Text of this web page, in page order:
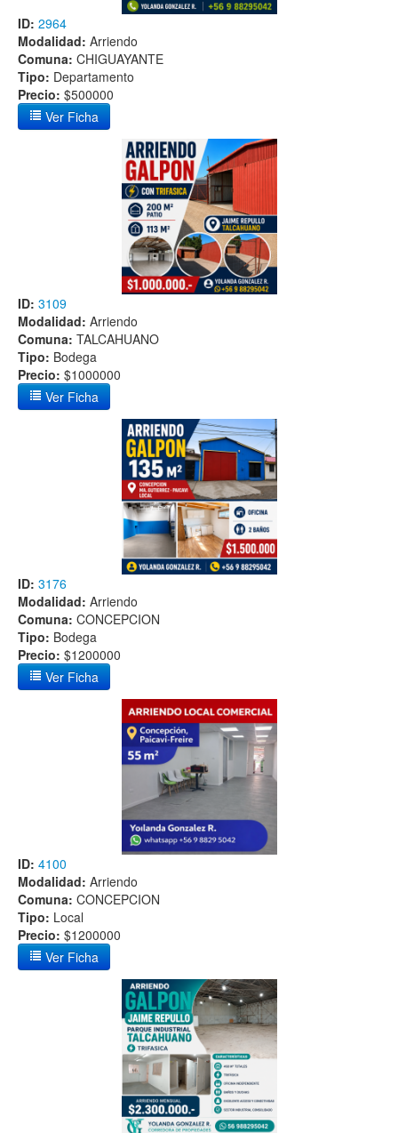
ID: 2964
Modalidad: Arriendo
Comuna: CHIGUAYANTE
Tipo: Departamento
Precio: $500000
Ver Ficha
ID: 3109
Modalidad: Arriendo
Comuna: TALCAHUANO
Tipo: Bodega
Precio: $1000000
Ver Ficha
ID: 3176
Modalidad: Arriendo
Comuna: CONCEPCION
Tipo: Bodega
Precio: $1200000
Ver Ficha
ID: 4100
Modalidad: Arriendo
Comuna: CONCEPCION
Tipo: Local
Precio: $1200000
Ver Ficha